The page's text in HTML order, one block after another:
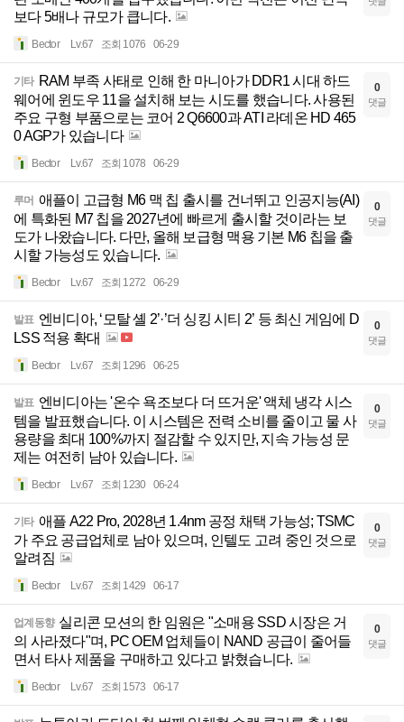
보다 5배나 규모가 큽니다.
Bector Lv.67 조회 1076 06-29
기타 RAM 부족 사태로 인해 한 마니아가 DDR1 시대 하드
웨어에 윈도우 11을 설치해 보는 시도를 했습니다. 사용된
주요 구형 부품으로는 코어 2 Q6600과 ATI 라데온 HD 465
0 AGP가 있습니다
Bector Lv.67 조회 1078 06-29
0
댓글
루머 애플이 고급형 M6 맥 칩 출시를 건너뛰고 인공지능(AI)
에 특화된 M7 칩을 2027년에 빠르게 출시할 것이라는 보
도가 나왔습니다. 다만, 올해 보급형 맥용 기본 M6 칩을 출
시할 가능성도 있습니다.
Bector Lv.67 조회 1272 06-29
0
댓글
발표 엔비디아, ‘모탈 셸 2’·’더 싱킹 시티 2’ 등 최신 게임에 D
LSS 적용 확대
Bector Lv.67 조회 1296 06-25
0
댓글
발표 엔비디아는 '온수 욕조보다 더 뜨거운' 액체 냉각 시스
템을 발표했습니다. 이 시스템은 전력 소비를 줄이고 물 사
용량을 최대 100%까지 절감할 수 있지만, 지속 가능성 문
제는 여전히 남아 있습니다.
Bector Lv.67 조회 1230 06-24
0
댓글
기타 애플 A22 Pro, 2028년 1.4nm 공정 채택 가능성; TSMC
가 주요 공급업체로 남아 있으며, 인텔도 고려 중인 것으로
알려짐
Bector Lv.67 조회 1429 06-17
0
댓글
업계동향 실리콘 모션의 한 임원은 "소매용 SSD 시장은 거
의 사라졌다"며, PC OEM 업체들이 NAND 공급이 줄어들
면서 타사 제품을 구매하고 있다고 밝혔습니다.
Bector Lv.67 조회 1573 06-17
0
댓글